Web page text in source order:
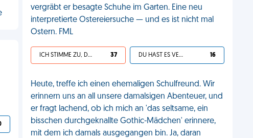
vergräbt er besagte Schuhe im Garten. Eine neu
interpretierte Ostereiersuche — und es ist nicht mal
Ostern. FML
ICH STIMME ZU, DEIN LEBEN IST SCHEISSE 37 DU HAST ES VERDIENT 16
Heute, treffe ich einen ehemaligen Schulfreund. Wir
erinnern uns an all unsere damalsigen Abenteuer, und
er fragt lachend, ob ich mich an 'das seltsame, ein
bisschen durchgeknallte Gothic-Mädchen' erinnere,
mit dem ich damals ausgegangen bin. Ja, daran